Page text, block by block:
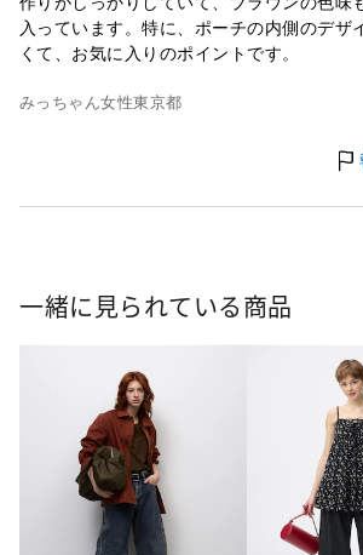
入っています。特に、ポーチの内側のデザ
くて、お気に入りのポイントです。
みっちゃん女性東京都
一緒に見られている商品